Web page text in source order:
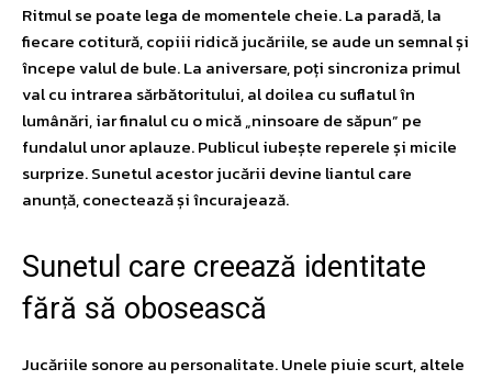
Ritmul se poate lega de momentele cheie. La paradă, la
fiecare cotitură, copiii ridică jucăriile, se aude un semnal și
începe valul de bule. La aniversare, poți sincroniza primul
val cu intrarea sărbătoritului, al doilea cu suflatul în
lumânări, iar finalul cu o mică „ninsoare de săpun” pe
fundalul unor aplauze. Publicul iubește reperele și micile
surprize. Sunetul acestor jucării devine liantul care
anunță, conectează și încurajează.
Sunetul care creează identitate
fără să obosească
Jucăriile sonore au personalitate. Unele piuie scurt, altele